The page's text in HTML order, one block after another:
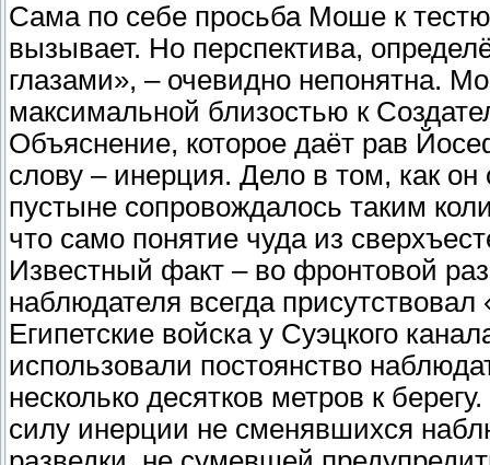
Сама по себе просьба Моше к
вызывает. Но перспектива,
глазами», – очевидно непонятна.
максимальной близостью к
Объяснение, которое даёт рав
слову – инерция. Дело в том, как
пустыне сопровождалось таким
что само понятие чуда из
Известный факт – во фронтовой
наблюдателя всегда
Египетские войска у Суэцкого
использовали постоянство
несколько десятков метров к
силу инерции не сменявшихся